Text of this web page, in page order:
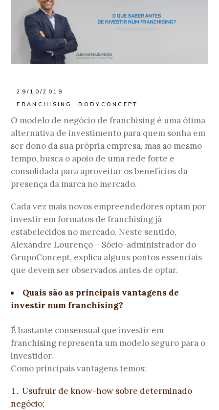
29/10/2019
FRANCHISING ,BODYCONCEPT
O modelo de negócio de franchising é uma ótima
alternativa de investimento para quem sonha em
ser dono da sua própria empresa, mas ao mesmo
tempo, busca o apoio de uma rede forte e
consolidada para aproveitar os benefícios da
presença da marca no mercado.
Cada vez mais novos empreendedores optam por
investir em formatos de franchising já
estabelecidos no mercado. Neste sentido,
Alexandre Lourenço – Sócio-administrador do
GrupoConcept, explica alguns pontos essenciais
que devem ser observados antes de optar.
Quais são as principais vantagens de
investir num franchising?
É bastante consensual que investir em
franchising representa um modelo seguro para o
investidor.
Como principais vantagens temos:
Usufruir de know-how sobre determinado
negócio;